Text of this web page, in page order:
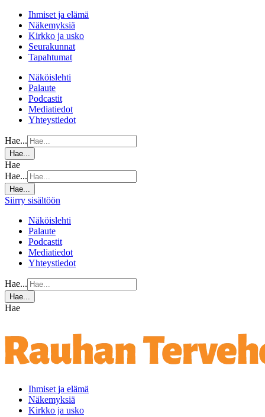
Ihmiset ja elämä
Näkemyksiä
Kirkko ja usko
Seurakunnat
Tapahtumat
Näköislehti
Palaute
Podcastit
Mediatiedot
Yhteystiedot
Hae...
Hae...
Hae
Hae...
Hae...
Siirry sisältöön
Näköislehti
Palaute
Podcastit
Mediatiedot
Yhteystiedot
Hae...
Hae...
Hae
Ihmiset ja elämä
Näkemyksiä
Kirkko ja usko